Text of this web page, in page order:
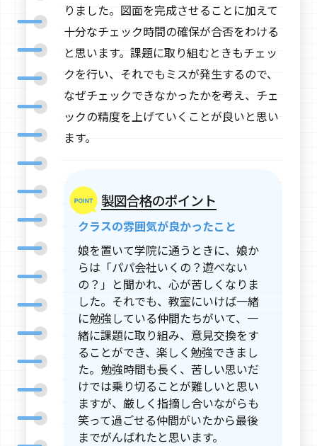
りました。図面を完成させることに加えて
十分なチェック時間の確保が合否をわける
と思います。課題に取り組むときもチェッ
クを行い、それでもミスが発生するので、
なぜチェックできなかったかを考え、チェ
ックの精度を上げていくことが良いと思い
ます。
製図合格のポイント
クラスの雰囲気が良かったこと
娘を置いて学院に通うときに、娘か
らは「パパ会社いくの？遊べない
の？」と聞かれ、心が苦しくなりま
した。それでも、教室にいけば一緒
に勉強している仲間たちがいて、一
緒に課題に取り組み、意見交換をす
ることができ、楽しく勉強できまし
た。勉強時間も長く、苦しい思いだ
けでは乗り切ることが難しいと思い
ますが、厳しく指摘し合いながらも
笑って過ごせる仲間がいたから最後
までがんばれたと思います。